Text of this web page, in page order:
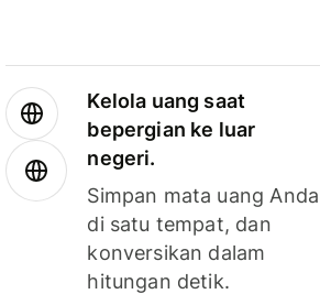
Kelola uang saat
bepergian ke luar
negeri.
Simpan mata uang Anda
di satu tempat, dan
konversikan dalam
hitungan detik.